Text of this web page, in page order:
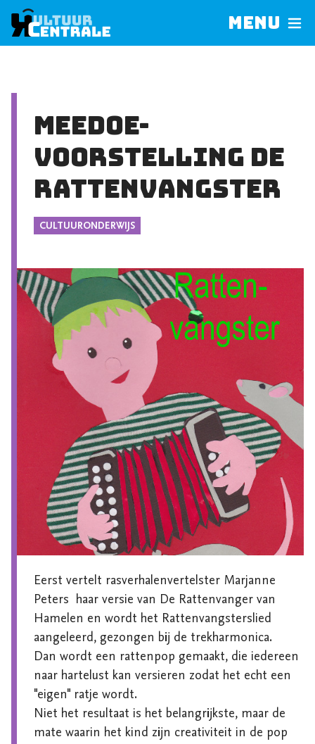
Menu
Meedoe-
voorstelling De
Rattenvangster
CULTUURONDERWIJS
Eerst vertelt rasverhalenvertelster Marjanne
Peters  haar versie van De Rattenvanger van
Hamelen en wordt het Rattenvangsterslied
aangeleerd, gezongen bij de trekharmonica.
Dan wordt een rattenpop gemaakt, die iedereen
naar hartelust kan versieren zodat het echt een
"eigen" ratje wordt.
Niet het resultaat is het belangrijkste, maar de
mate waarin het kind zijn creativiteit in de pop